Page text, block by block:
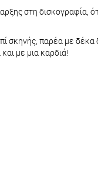
στη
σκηνής, παρέα με
με μια καρδιά!